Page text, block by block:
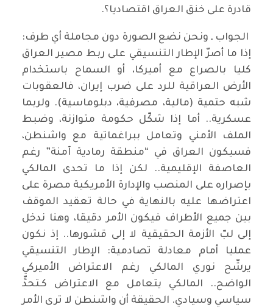
قادرة على خنق العراق اقتصاديا؟.
الجواب ـ ونحن نضع الصورة دون مجاملة أي طرف:
إذا ما أصرّ الإطار التنسيقي على ربط مصير العراق
كليا بالصراع مع أميركا، أو السماح باستخدام
الأرض العراقية للرد على ضرب إيران، فالعقوبات
شبه حتمية (مالية، مصرفية، دبلوماسية). ولربما
عسكرية.. أما إذا شكّل حكومة متوازنة، وضبط
الملف الأمني وتعامل ببراغماتية مع واشنطن،
فسيكون العراق في “منطقة رمادية آمنة” رغم
العاصفة الإقليمية.. لكن إذا ما تحدى المالكي
بإصراره على المنصب والإدارة الأمريكية مصرة على
اعتراضها عليه بالنهاية في حالة تعقيد الموقف
بين جميع الأطراف فيكون الأمر دقيقا، وهنا ندخل
إلى لبّ الأزمة الحقيقية لا إلى قشورها.. إذ نكون
عمليا أمام معادلة تصادمية: الإطار التنسيقي
يرشّح نوري المالكي رغم الاعتراض الأميركي
الواضح.. المالكي يتعامل مع الاعتراض كـتحدٍّ
سياسي وسيادي. الحقيقة أن واشنطن لا ترى الأمر